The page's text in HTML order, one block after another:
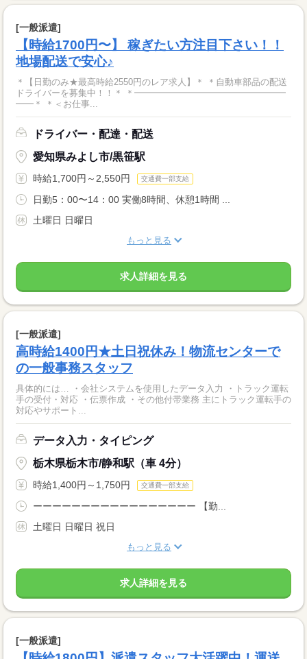
[一般派遣]
【時給1700円〜】 稼ぎたい方注目下さい！！
地場配送で安心♪
＊【日勤のみ★最高時給2550円のレア求人】＊ ＊自動車部品の配送
ドライバーを募集中！！＊ ＊━━━━━━━━━━━━━━━━━
━━＊ ＊＜お仕事...
ドライバー・配達・配送
愛知県みよし市/黒笹駅
時給1,700円～2,550円 交通費一部支給
日勤5：00〜14：00 実働8時間、休憩1時間 ...
土曜日 日曜日
もっと見る
求人詳細を見る
[一般派遣]
高時給1400円★土日祝休み！物流センターで
の一般事務スタッフ
具体的には… ・会社システムを使用したデータ入力 ・トラック運転
手の受付・対応 ・伝票作成 ・その他付帯業務 主にトラック運転手の
対応やサポート...
データ入力・タイピング
栃木県栃木市/静和駅（車 4分）
時給1,400円～1,750円 交通費一部支給
ーーーーーーーーーーーーーーーーー 【勤...
土曜日 日曜日 祝日
もっと見る
求人詳細を見る
[一般派遣]